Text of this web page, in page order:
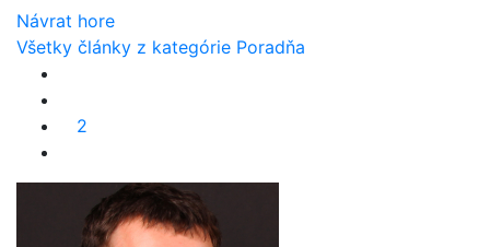
Návrat hore
Všetky články z kategórie Poradňa
2